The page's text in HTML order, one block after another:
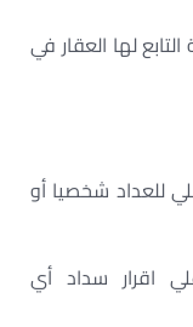
لها العقار في
للعداد شخصيا أو
اقرار سداد أي